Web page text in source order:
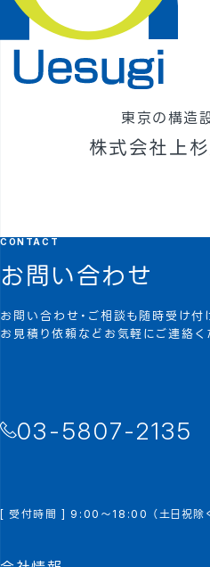
東京の構造
株式会社上
CONTACT
お問い合わせ
お問い合わせ・ご相談も随時受け付
お見積り依頼などお気軽にご連絡く
03-5807-2135
[ 受付時間 ] 9:00～18:00 （土日祝除く